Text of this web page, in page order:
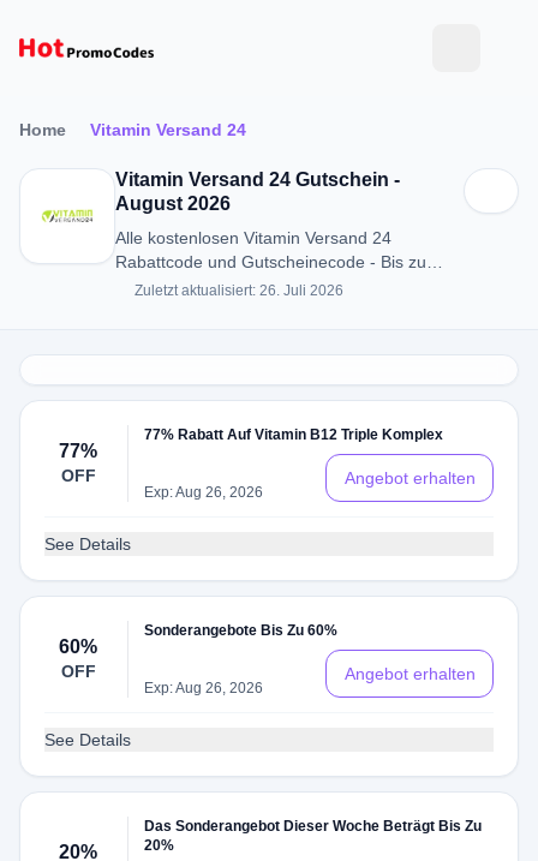
Home Vitamin Versand 24
Vitamin Versand 24 Gutschein -
August 2026
Alle kostenlosen Vitamin Versand 24
Rabattcode und Gutscheinecode - Bis zu
77% RABATT in August 2026
Zuletzt aktualisiert: 26. Juli 2026
77%
OFF
77% Rabatt Auf Vitamin B12 Triple Komplex
Exp: Aug 26, 2026
Angebot erhalten
See Details
60%
OFF
Sonderangebote Bis Zu 60%
Exp: Aug 26, 2026
Angebot erhalten
See Details
20%
Das Sonderangebot Dieser Woche Beträgt Bis Zu
20%